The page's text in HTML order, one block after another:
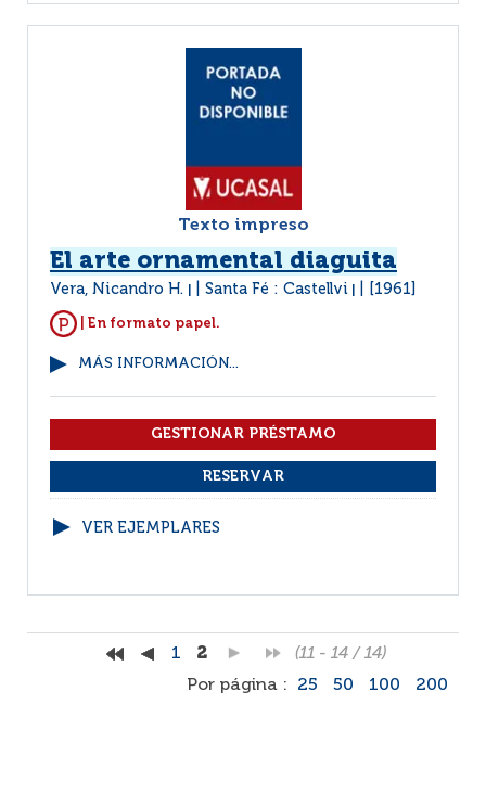
Texto impreso
El arte ornamental diaguita
Vera, Nicandro H. Santa Fé : Castellvi [1961]
| En formato papel.
MÁS INFORMACIÓN...
VER EJEMPLARES
1 2
(11 - 14 / 14)
Por página :
25 50 100 200